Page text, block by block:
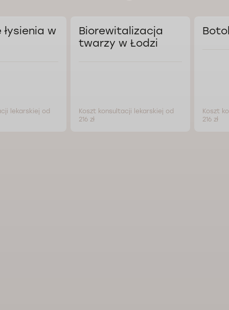
łysienia w
lekarskiej od
Biorewitalizacja
twarzy w Łodzi
Koszt konsultacji lekarskiej od
216 zł
Koszt
216 zł